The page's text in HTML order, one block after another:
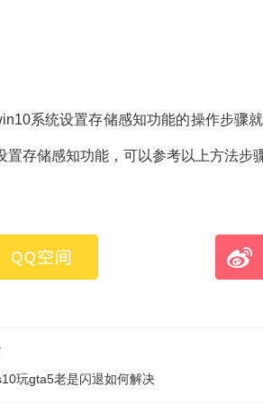
系统设置存储感知功能的操作步骤就
置存储感知功能，可以参考以上方法步
玩gta5老是闪退如何解决